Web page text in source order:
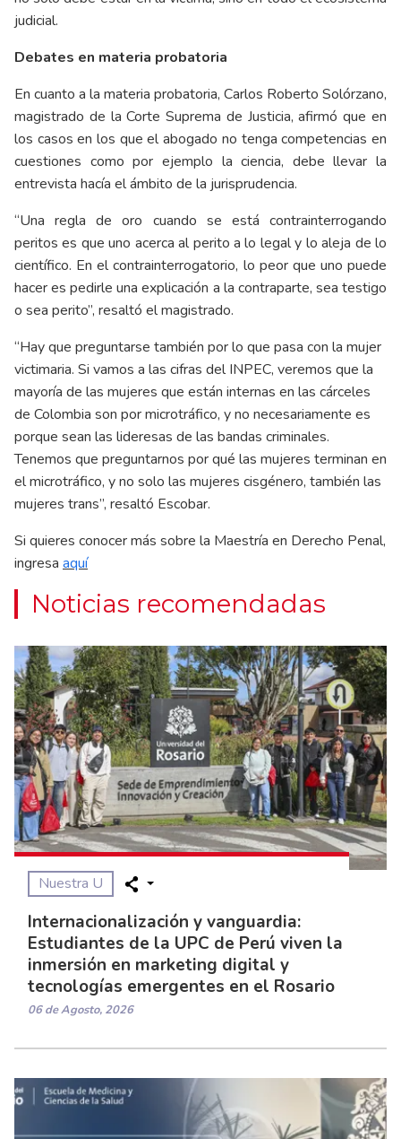
judicial.
Debates en materia probatoria
En cuanto a la materia probatoria, Carlos Roberto Solórzano,
magistrado de la Corte Suprema de Justicia, afirmó que en
los casos en los que el abogado no tenga competencias en
cuestiones como por ejemplo la ciencia, debe llevar la
entrevista hacía el ámbito de la jurisprudencia.
“Una regla de oro cuando se está contrainterrogando
peritos es que uno acerca al perito a lo legal y lo aleja de lo
científico. En el contrainterrogatorio, lo peor que uno puede
hacer es pedirle una explicación a la contraparte, sea testigo
o sea perito”, resaltó el magistrado.
“Hay que preguntarse también por lo que pasa con la mujer
victimaria. Si vamos a las cifras del INPEC, veremos que la
mayoría de las mujeres que están internas en las cárceles
de Colombia son por microtráfico, y no necesariamente es
porque sean las lideresas de las bandas criminales.
Tenemos que preguntarnos por qué las mujeres terminan en
el microtráfico, y no solo las mujeres cisgénero, también las
mujeres trans”, resaltó Escobar.
Si quieres conocer más sobre la Maestría en Derecho Penal,
ingresa aquí
Noticias recomendadas
Nuestra U
Internacionalización y vanguardia:
Estudiantes de la UPC de Perú viven la
inmersión en marketing digital y
tecnologías emergentes en el Rosario
06 de Agosto, 2026